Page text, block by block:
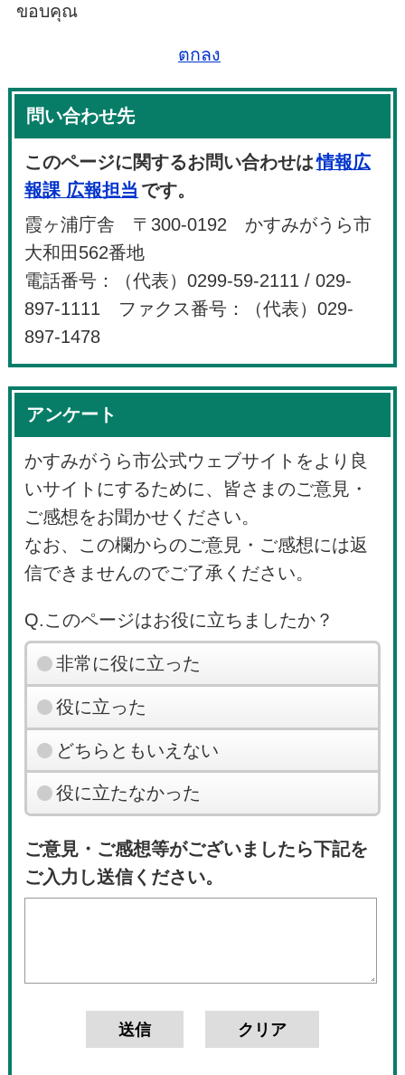
ขอบคุณ
ตกลง
問い合わせ先
このページに関するお問い合わせは情報広
報課 広報担当 です。
霞ヶ浦庁舎 〒300-0192 かすみがうら市
大和田562番地
電話番号：（代表）0299-59-2111 / 029-
897-1111 ファクス番号：（代表）029-
897-1478
アンケート
かすみがうら市公式ウェブサイトをより良
いサイトにするために、皆さまのご意見・
ご感想をお聞かせください。
なお、この欄からのご意見・ご感想には返
信できませんのでご了承ください。
Q.このページはお役に立ちましたか？
非常に役に立った
役に立った
どちらともいえない
役に立たなかった
ご意見・ご感想等がございましたら下記を
ご入力し送信ください。